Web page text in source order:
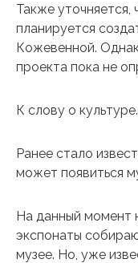
Также уточняется,
планируется
Кожевенной.
проекта пока не
К слову о культуре.
Ранее стало
может появиться
На данный момент
экспонаты
музее. Но, уже